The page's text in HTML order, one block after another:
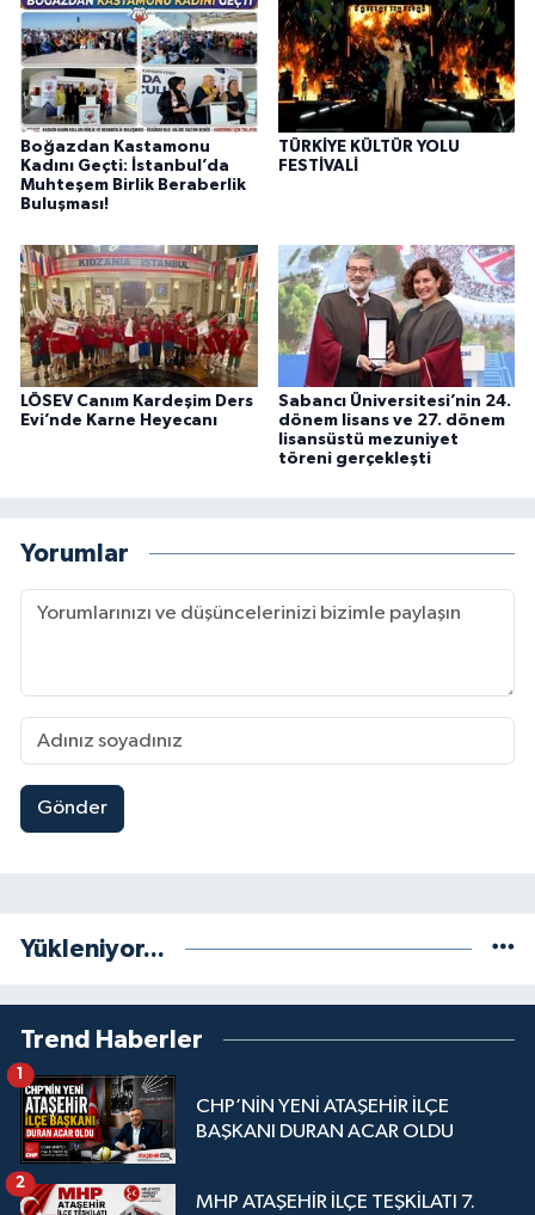
Boğazdan Kastamonu
Kadını Geçti: İstanbul’da
Muhteşem Birlik Beraberlik
Buluşması!
TÜRKİYE KÜLTÜR YOLU
FESTİVALİ
LÖSEV Canım Kardeşim Ders
Evi’nde Karne Heyecanı
Sabancı Üniversitesi’nin 24.
dönem lisans ve 27. dönem
lisansüstü mezuniyet
töreni gerçekleşti
Yorumlar
Gönder
Yükleniyor...
Trend Haberler
CHP’NİN YENİ ATAŞEHİR İLÇE
BAŞKANI DURAN ACAR OLDU
1
MHP ATAŞEHİR İLÇE TEŞKİLATI 7.
2